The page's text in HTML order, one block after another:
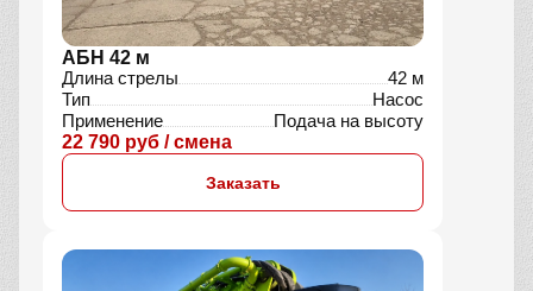
АБН 42 м
Длина стрелы
42 м
Тип
Насос
Применение
Подача на высоту
22 790 руб / смена
Заказать